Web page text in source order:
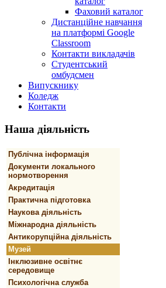
Фаховий каталог
Дистанційне навчання
на платформі Google
Classroom
Контакти викладачів
Студентський
омбудсмен
Випускнику
Коледж
Контакти
Наша діяльність
Публічна інформація
Документи локального
нормотворення
Акредитація
Практична підготовка
Наукова діяльність
Міжнародна діяльність
Антикорупційна діяльність
Музей
Інклюзивне освітнє
середовище
Психологічна служба